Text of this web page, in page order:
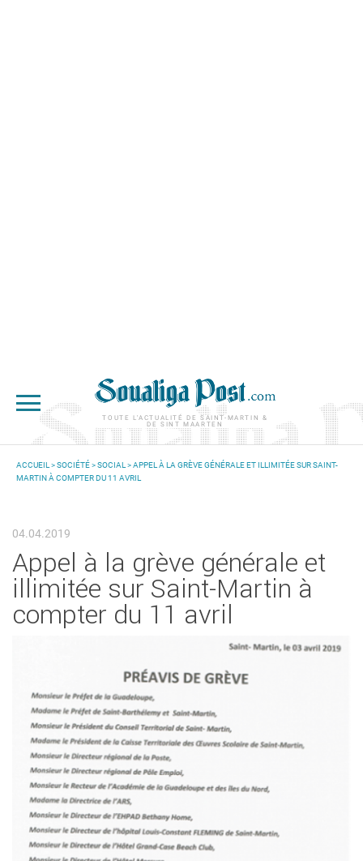
TOUTE L'ACTUALITÉ DE SAINT-MARTIN &
DE SINT MAARTEN
VOUS ÊTES ICI
ACCUEIL >SOCIÉTÉ>SOCIAL > APPEL À LA GRÈVE GÉNÉRALE ET ILLIMITÉE SUR SAINT-
MARTIN À COMPTER DU 11 AVRIL
04.04.2019
Appel à la grève générale et
illimitée sur Saint-Martin à
compter du 11 avril